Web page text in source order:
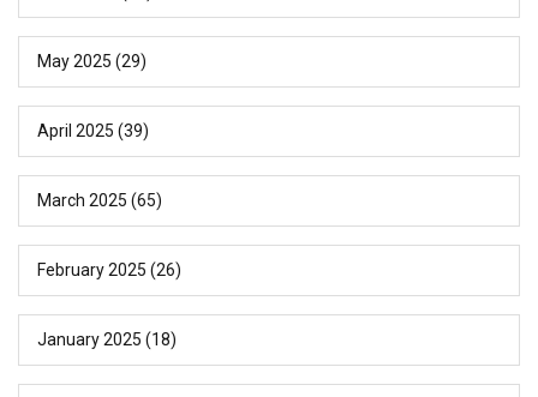
May 2025 (29)
April 2025 (39)
March 2025 (65)
February 2025 (26)
January 2025 (18)